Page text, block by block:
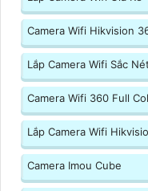
Camera Wifi Hikvision
Lắp Camera Wifi Sắc
Camera Wifi 360 Full
Lắp Camera Wifi
Camera Imou Cube